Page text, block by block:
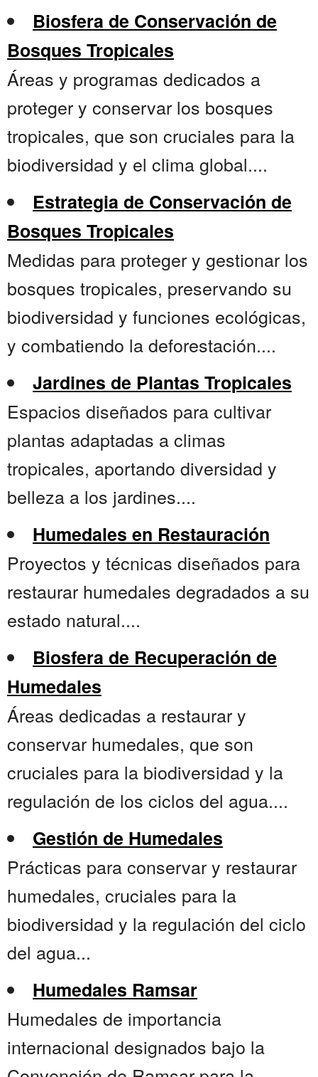
Biosfera de Conservación de
Bosques Tropicales
Áreas y programas dedicados a
proteger y conservar los bosques
tropicales, que son cruciales para la
biodiversidad y el clima global....
Estrategia de Conservación de
Bosques Tropicales
Medidas para proteger y gestionar los
bosques tropicales, preservando su
biodiversidad y funciones ecológicas,
y combatiendo la deforestación....
Jardines de Plantas Tropicales
Espacios diseñados para cultivar
plantas adaptadas a climas
tropicales, aportando diversidad y
belleza a los jardines....
Humedales en Restauración
Proyectos y técnicas diseñados para
restaurar humedales degradados a su
estado natural....
Biosfera de Recuperación de
Humedales
Áreas dedicadas a restaurar y
conservar humedales, que son
cruciales para la biodiversidad y la
regulación de los ciclos del agua....
Gestión de Humedales
Prácticas para conservar y restaurar
humedales, cruciales para la
biodiversidad y la regulación del ciclo
del agua...
Humedales Ramsar
Humedales de importancia
internacional designados bajo la